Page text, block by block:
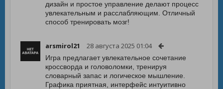
дизайн и простое управление делают процесс
увлекательным и расслабляющим. Отличный
способ тренировать мозг!
arsmirol21 28 августа 2025 01:04
Игра предлагает увлекательное сочетание
кроссворда и головоломки, тренируя
словарный запас и логическое мышление.
Графика приятная, интерфейс интуитивно